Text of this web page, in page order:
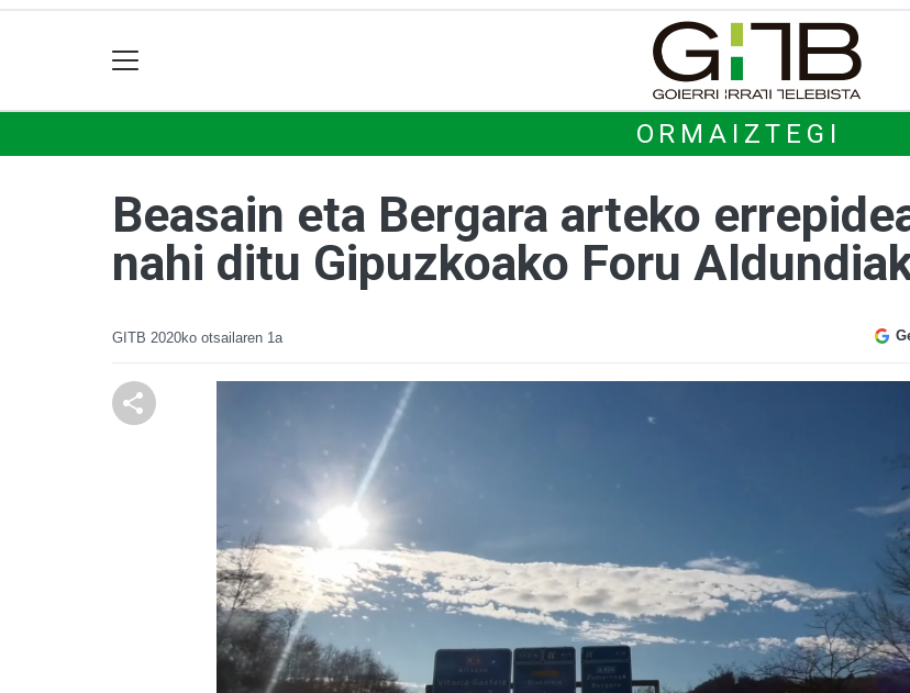
ORMAIZTEGI
Beasain eta Bergara arteko
nahi ditu Gipuzkoako Foru
GITB 2020ko otsailaren 1a